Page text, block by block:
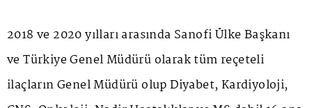
2018 ve 2020 yılları arasında Sanofi Ülke Başkanı
ve Türkiye Genel Müdürü olarak tüm reçeteli
ilaçların Genel Müdürü olup Diyabet, Kardiyoloji,